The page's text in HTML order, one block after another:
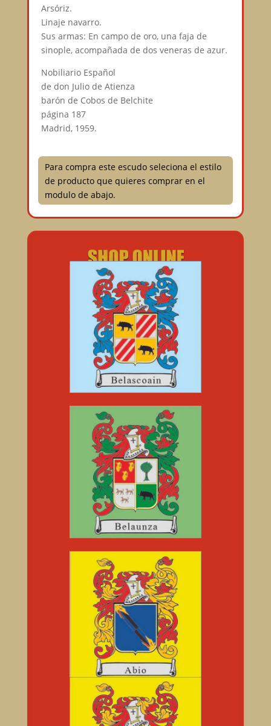
Arsóriz.
Linaje navarro.
Sus armas: En campo de oro, una faja de
sinople, acompañada de dos veneras de azur.
Nobiliario Español
de don Julio de Atienza
barón de Cobos de Belchite
página 187
Madrid, 1959.
Para compra este escudo seleciona el estilo
de producto que quieres comprar en el
modulo de abajo.